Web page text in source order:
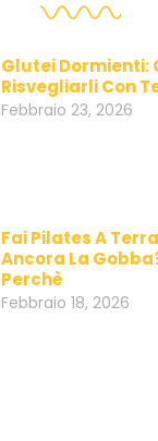
Glutei Dormienti:
Risvegliarli Con
Febbraio 23, 2026
Fai Pilates A
Ancora La
Perchè
Febbraio 18, 2026